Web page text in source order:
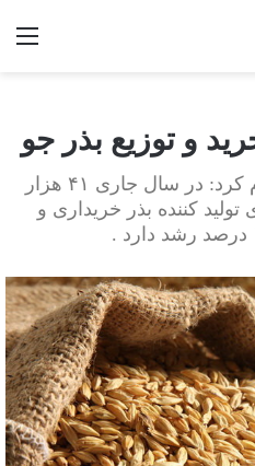
وزارت جهاد کشاورزی اعلام کرد: در سال جاری ۴۱ هزار
کننده بذر خریداری و